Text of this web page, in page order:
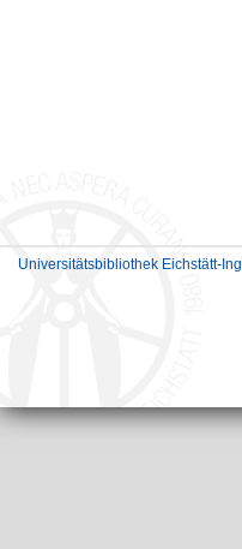
Universitätsbibliothek Eichstätt-